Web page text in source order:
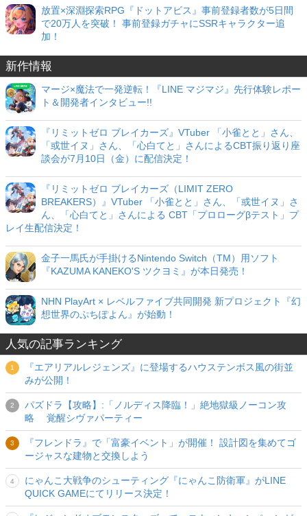
放置×深淵探索RPG『ドットアビス』事前登録者数が5日間
で20万人を突破！ 事前登録ガチャにSSRキャラクター追
加！
新作情報
マージ×魔法で一発逆転！『LINE マジマジ』先行体験レポー
ト＆開発者インタビュー!!
『リミットゼロ ブレイカーズ』VTuber 「小雀とと」さん、
「或世イヌ」さん、「心白てと」さんによるCBT振り返り座
談会が7月10日（金）に配信決定！
『リミットゼロ ブレイカーズ（LIMIT ZERO
BREAKERS）』VTuber 「小雀とと」さん、「或世イヌ」さ
ん、「心白てと」さんによる CBT「プロローグβテスト」プ
レイ生配信決定！
金子一馬氏が手掛けるNintendo Switch（TM）用ソフト
『KAZUMA KANEKO'S ツクヨミ』が本日発売！
NHN PlayArt × レベルファイブ共同開発 新プロジェクト『幻
想世界のぷちぽよん』が始動！
人気の記事ランキング
『エアリアルレジェンズ』に登場するハウステンボス風の街並
みが公開！
パズドラ【攻略】:「ノルディス降臨！」絶地獄級ノーコン攻
略 覚醒シヴァパーティー
『フレンドラ』で「富豪イベント」が開催！ 設計図を集めてゴ
ージャスな建物と交換しよう
にゃんこ大戦争のシューティング『にゃんこ防衛軍』がLINE
QUICK GAMEにてリリース決定！